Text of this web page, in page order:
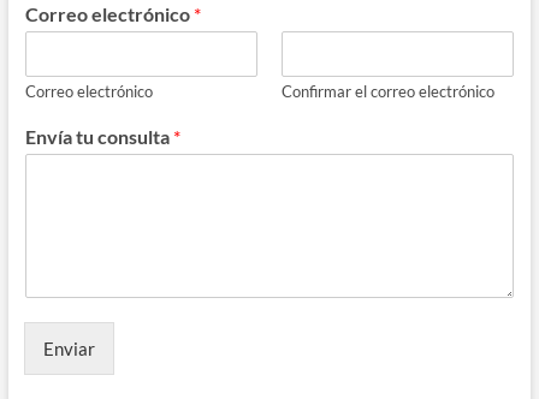
Correo electrónico *
Correo electrónico Confirmar el correo electrónico
Envía tu consulta *
Enviar